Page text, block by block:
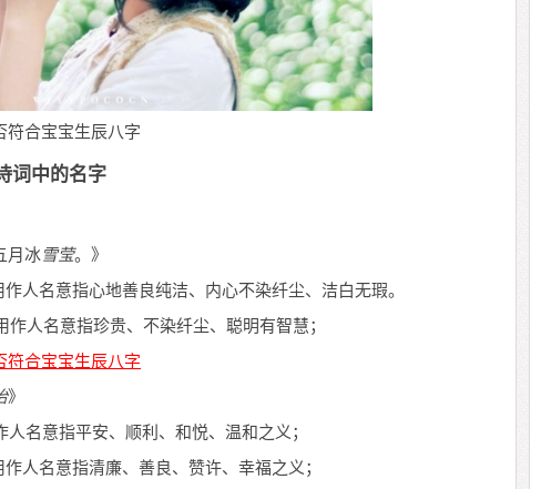
符合宝宝生辰八字
词中的名字
月冰 雪莹。》
作人名意指心地善良纯洁、内心不染纤尘、洁白无瑕。
作人名意指珍贵、不染纤尘、聪明有智慧；
》
人名意指平安、顺利、和悦、温和之义；
作人名意指清廉、善良、赞许、幸福之义；